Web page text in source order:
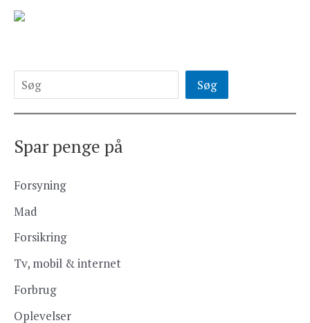
Søg
Spar penge på
Forsyning
Mad
Forsikring
Tv, mobil & internet
Forbrug
Oplevelser